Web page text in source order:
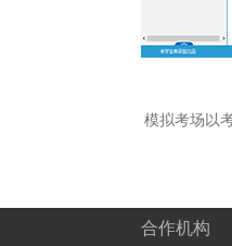
模拟考场以
合作机构